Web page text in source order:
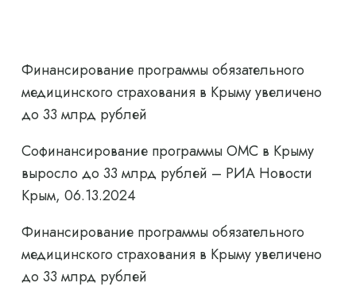
Финансирование программы обязательного
медицинского страхования в Крыму увеличено
до 33 млрд рублей
Софинансирование программы ОМС в Крыму
выросло до 33 млрд рублей – РИА Новости
Крым, 06.13.2024
Финансирование программы обязательного
медицинского страхования в Крыму увеличено
до 33 млрд рублей